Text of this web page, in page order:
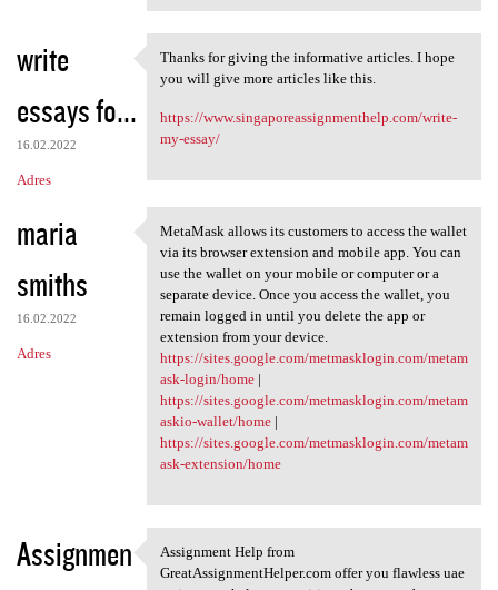
e
write
essays fo...
16.02.2022
Adres
Thanks for giving the
Thanks for giving the informative articles. I hope
you will give more articles like this.
https://www.singaporeassignmenthelp.com/write-
my-essay/
maria
smiths
16.02.2022
Adres
MetaMask allows its customers
MetaMask allows its customers to access the wallet
via its browser extension and mobile app. You can
use the wallet on your mobile or computer or a
separate device. Once you access the wallet, you
remain logged in until you delete the app or
extension from your device.
https://sites.google.com/metmasklogin.com/metam
ask-login/home|
https://sites.google.com/metmasklogin.com/metam
askio-wallet/home|
https://sites.google.com/metmasklogin.com/metam
ask-extension/home
Assignmen Assignment Help from
Assignment Help from
GreatAssignmentHelper.com offer you flawless uae